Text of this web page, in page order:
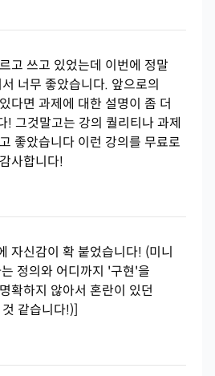
고 쓰고 있었는데 이번에 정말
너무 좋았습니다. 앞으로의
다면 과제에 대한 설명이 좀 더
! 그것말고는 강의 퀄리티나 과제
좋았습니다 이런 강의를 무료로
사합니다!
자신감이 확 붙었습니다! (미니
정의와 어디까지 '구현'을
확하지 않아서 혼란이 있던
같습니다!)]